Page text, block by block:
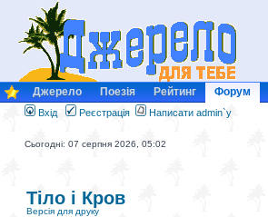
Джерело Поезія Рейтинг Форум
Вхід Реєстрація Написати admin`у
Сьогодні: 07 серпня 2026, 05:02
Тіло і Кров
Версія для друку